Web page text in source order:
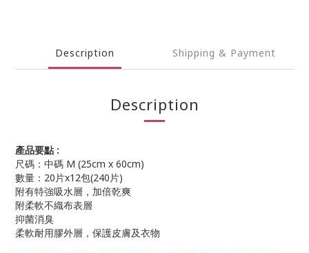
Description Shipping & Payment
Description
產品要點 :
尺碼：中碼 M (25cm x 60cm)
數量：20片x12包(240片)
附有特強吸水層，加倍乾爽
附柔軟不織布表層
抑菌消臭
柔軟耐用膠外層，保護皮膚及衣物